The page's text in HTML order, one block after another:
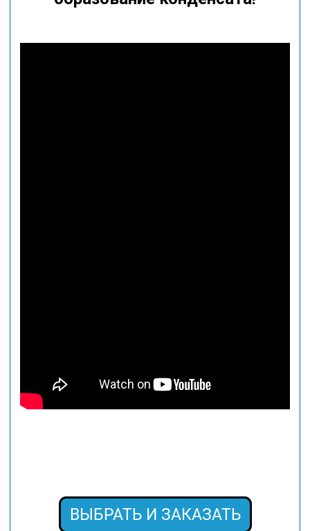
ВЫБРАТЬ И ЗАКАЗАТЬ